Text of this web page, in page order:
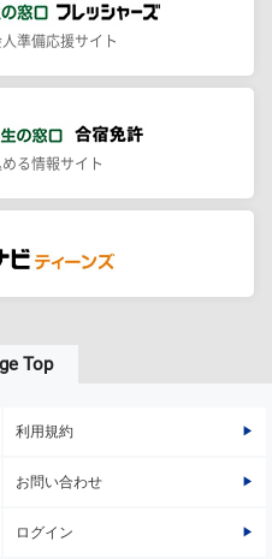
準備応援サイト
る情報サイト
Top
利用規約
お問い合わせ
ログイン